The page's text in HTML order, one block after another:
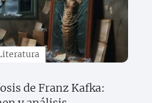
de Franz Kafka: